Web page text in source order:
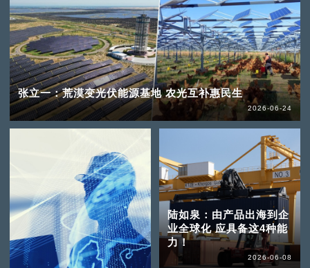
张立一：荒漠变光伏能源基地 农光互补惠民生
2026-06-24
陆如泉：由产品出海到企
业全球化 应具备这4种能
力！
2026-06-08